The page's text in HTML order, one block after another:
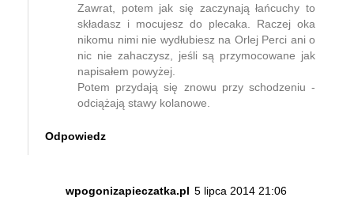
Zawrat, potem jak się zaczynają łańcuchy to
składasz i mocujesz do plecaka. Raczej oka
nikomu nimi nie wydłubiesz na Orlej Perci ani o
nic nie zahaczysz, jeśli są przymocowane jak
napisałem powyżej.
Potem przydają się znowu przy schodzeniu -
odciążają stawy kolanowe.
Odpowiedz
wpogonizapieczatka.pl 5 lipca 2014 21:06